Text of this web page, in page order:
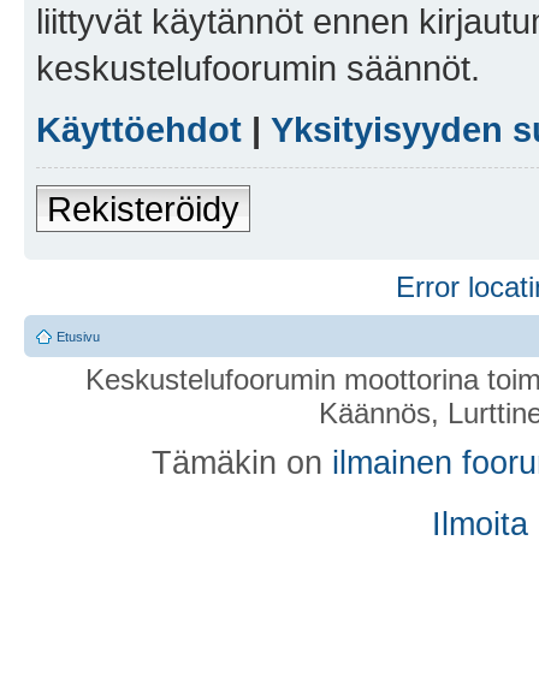
liittyvät käytännöt ennen
keskustelufoorumin säännöt.
Käyttöehdot | Yksityisyyden
Rekisteröidy
Error
Etusivu
Keskustelufoorumin moottorina
Käännös,
Tämäkin on ilmainen